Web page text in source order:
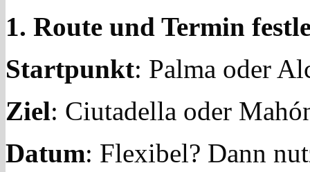
1. Route und Termin
Startpunkt: Palma oder
Ziel: Ciutadella oder
Datum: Flexibel? Dann